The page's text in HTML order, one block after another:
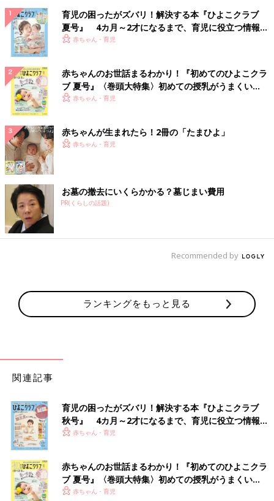
医療の進歩と専門家領域の細分化による課題も
だからといって、本人や保護者を責めるのは違います。子どもの
ころにちゃんと病院を受診しているわけで、医療に精通していな
い人が医師から「異常はない」と言われたら、その診断を疑うの
は難しいことだと思います。
子どもも年齢が上がるにつれて保護者に排せつのことを相談する
かを把握すること自体が難しくなってしまいます。思春期以降、
性や排せつに関する受診が羞恥心によってためらわれるのは当然
のことです。
それでは医師に問題があったのでしょうか。彼女の「異所性尿
管」という病気は泌尿器を専門とする医師にとっては「尿が常に
もれる」という症状に対して容易に浮かぶ病気ですが、泌尿器科
以外の医師にとってはなじみが薄い病気です。また、この病気を
なので、幼少期の彼女と保護者が受診したのが泌尿器科疾患に詳
とはいえ、基本的な検査の結果に異常がなかったからといって病
気がないとは限りません。患者さんの症状が改善しないのであれ
います。自分の専門外の領域にはどんどんうとくなっていくから
門家へつなぐ勇気と責任が必要だ、と自戒をこめて感じていま
す。
わが子の健康に不安がある場合の、受診の目安と受
診科とは？
さて、わが子の健康に関して気になることがある際に、病院に連
育児の困ったがズバリ！解決する本『ひよこクラブ
夏号』 4カ月～2才になるまで、育児に役立つ情報が
いっぱい！
赤ちゃん・育児
赤ちゃんのお世話まるわかり！『初めてのひよこクラ
ブ 夏号』〈巻頭大特集〉初めての授乳がうまくい
く！ おっぱい・ミルクの基本と夏のトラブル 解決テ
赤ちゃん・育児
赤ちゃんが生まれたら！2冊の「たまひよ」
赤ちゃん・育児
お墓の撤去にいくらかかる？墓じまい費用
PR(くらしの話題)
Recommended by
ランキングをもっと見る
関連記事
育児の困ったがズバリ！解決する本『ひよこクラブ
秋号』 4カ月～2才になるまで、育児に役立つ情報が
いっぱい！
赤ちゃん・育児
赤ちゃんのお世話まるわかり！『初めてのひよこクラ
ブ 夏号』〈巻頭大特集〉初めての授乳がうまくい
く！ おっぱい・ミルクの基本と夏のトラブル 解決テ
赤ちゃん・育児